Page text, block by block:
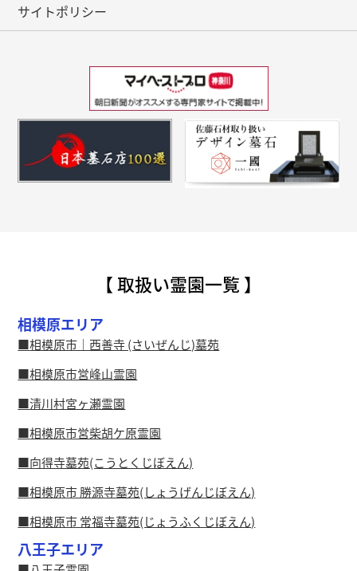
サイトポリシー
【 取扱い霊園一覧 】
相模原エリア
相模原市｜西善寺 (さいぜんじ)墓苑
相模原市営峰山霊園
清川村宮ヶ瀬霊園
相模原市営柴胡ケ原霊園
向得寺墓苑(こうとくじぼえん)
相模原市 勝源寺墓苑(しょうげんじぼえん)
相模原市 常福寺墓苑(じょうふくじぼえん)
八王子エリア